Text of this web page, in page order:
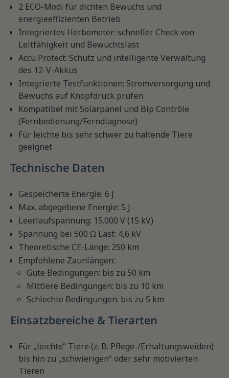
2 ECO-Modi für dichten Bewuchs und
energieeffizienten Betrieb
Integriertes Herbometer: schneller Check von
Leitfähigkeit und Bewuchtslast
Accu Protect: Schutz und intelligente Verwaltung
des 12-V-Akkus
Integrierte Testfunktionen: Stromversorgung und
Bewuchs auf Knopfdruck prüfen
Kompatibel mit Solarpanel und Bip Contrôle
(Fernbedienung/Ferndiagnose)
Für leichte bis sehr schwer zu haltende Tiere
geeignet
Technische Daten
Gespeicherte Energie: 6 J
Max. abgegebene Energie: 5 J
Leerlaufspannung: 15.000 V (15 kV)
Spannung bei 500 Ω Last: 4,6 kV
Theoretische CE-Länge: 250 km
Empfohlene Zaunlängen:
Gute Bedingungen: bis zu 50 km
Mittlere Bedingungen: bis zu 10 km
Schlechte Bedingungen: bis zu 5 km
Einsatzbereiche & Tierarten
Für „leichte“ Tiere (z. B. Pflege-/Erhaltungsweiden)
bis hin zu „schwierigen“ oder sehr motivierten
Tieren